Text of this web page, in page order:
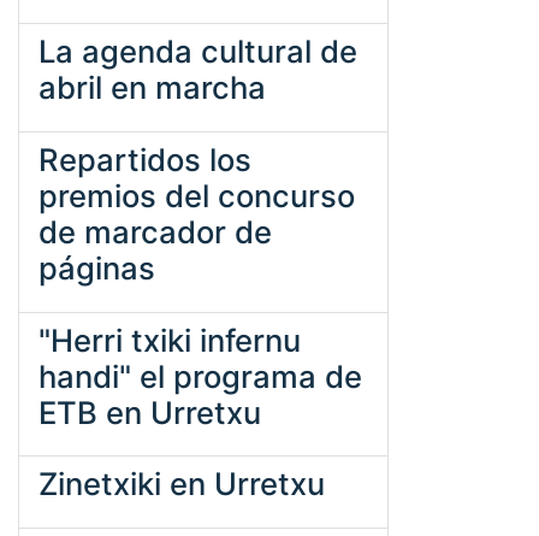
La agenda cultural de
abril en marcha
Repartidos los
premios del concurso
de marcador de
páginas
"Herri txiki infernu
handi" el programa de
ETB en Urretxu
Zinetxiki en Urretxu